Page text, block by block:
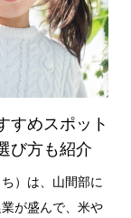
すめスポット
び方も紹介
）は、山間部に
が盛んで、米や